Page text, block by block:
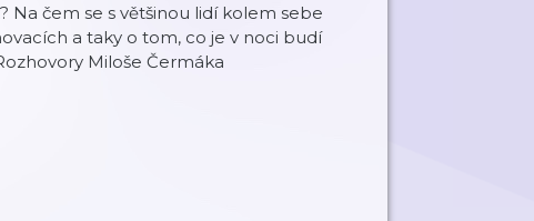
Na čem se s většinou lidí kolem sebe
a taky o tom, co je v noci budí
Miloše Čermáka